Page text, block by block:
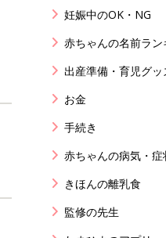
妊娠中のOK・NG
赤ちゃんの名前ラン
出産準備・育児グ
お金
手続き
赤ちゃんの病気・
きほんの離乳食
監修の先生